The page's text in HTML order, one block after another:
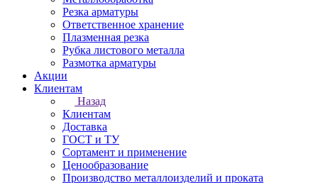
Резка арматуры
Ответственное хранение
Плазменная резка
Рубка листового металла
Размотка арматуры
Акции
Клиентам
Назад
Клиентам
Доставка
ГОСТ и ТУ
Сортамент и применение
Ценообразование
Производство металлоизделий и проката